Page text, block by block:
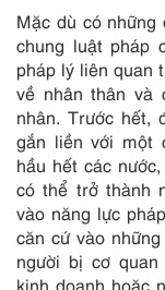
Mặc dù có
chung luật pháp
pháp lý liên quan
về nhân thân và
nhân. Trước hết,
gắn liền với một
hầu hết các
có thể trở thành
vào năng lực
căn cứ vào
người bị cơ
kinh doanh hoặc